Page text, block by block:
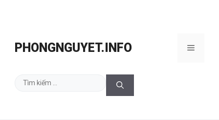
PHONGNGUYET.INFO Menu
Tìm